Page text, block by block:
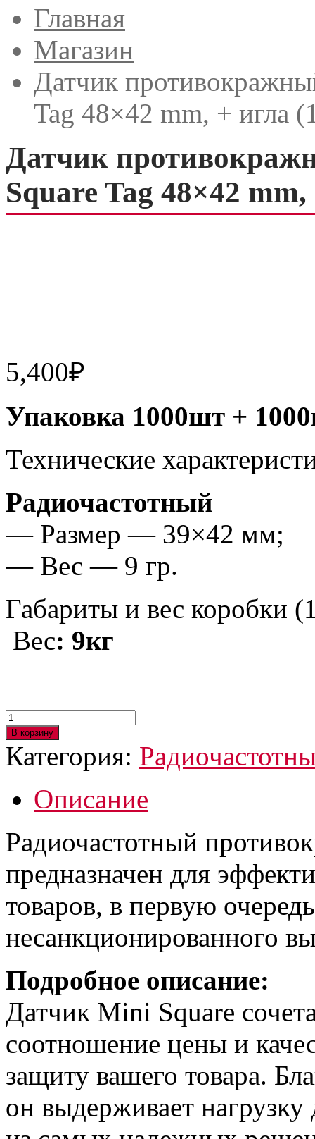
ЗакрытьГлавная
Магазин
Датчик
Tag 48×42 mm, + игла
Датчик
Square Tag 48×42
5,400₽
Упаковка 1000шт +
Технические
Радиочастотный
— Размер — 39×42 мм;
— Вес — 9 гр.
Габариты и вес коробки
Вес: 9кг
Количество
товара
Датчик
противокражный
радиочастотный
Square
Tag
игла
(1000шт)
В корзину
Категория:
Описание
Радиочастотный
предназначен для
товаров, в первую
несанкционированного
Подробное описание:
Датчик Mini Square
соотношение цены и
защиту вашего товара.
он выдерживает нагрузку